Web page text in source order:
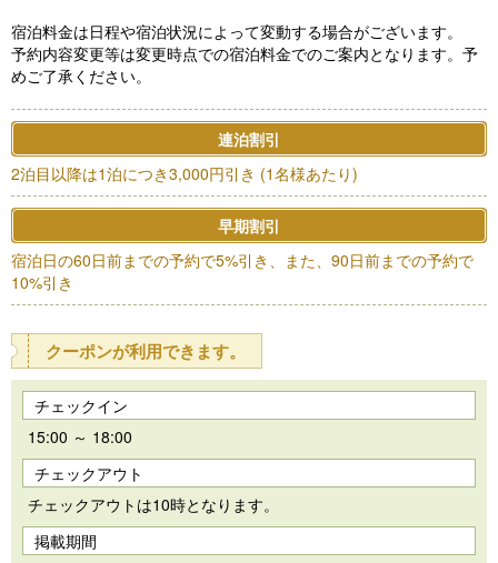
宿泊料金は日程や宿泊状況によって変動する場合がございます。
予約内容変更等は変更時点での宿泊料金でのご案内となります。予
めご了承ください。
連泊割引
2泊目以降は1泊につき3,000円引き (1名様あたり)
早期割引
宿泊日の60日前までの予約で5%引き、また、90日前までの予約で
10%引き
クーポンが利用できます。
チェックイン
15:00 ～ 18:00
チェックアウト
チェックアウトは10時となります。
掲載期間